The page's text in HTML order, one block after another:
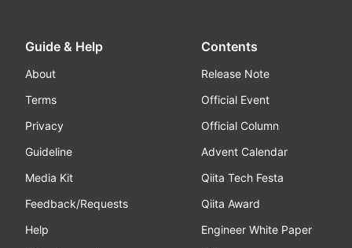
Guide & Help
About
Terms
Privacy
Guideline
Media Kit
Feedback/Requests
Help
Contents
Release Note
Official Event
Official Column
Advent Calendar
Qiita Tech Festa
Qiita Award
Engineer White Paper